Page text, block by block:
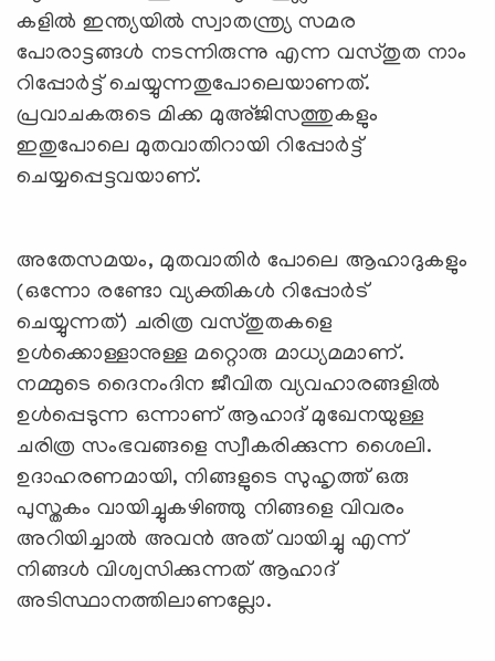
കളിൽ ഇന്ത്യയിൽ സ്വാതന്ത്ര്യ സമര
പോരാട്ടങ്ങൾ നടന്നിരുന്നു എന്ന വസ്തുത നാം
റിപ്പോർട്ട് ചെയ്യുന്നതുപോലെയാണത്.
പ്രവാചകരുടെ മിക്ക മുഅ്ജിസത്തുകളും
ഇതുപോലെ മുതവാതിറായി റിപ്പോർട്ട്
ചെയ്യപ്പെട്ടവയാണ്.
അതേസമയം, മുതവാതിർ പോലെ ആഹാദുകളും
(ഒന്നോ രണ്ടോ വ്യക്തികള്‍ റിപ്പോര്‍ട്
ചെയ്യുന്നത്) ചരിത്ര വസ്തുതകളെ
ഉൾക്കൊള്ളാനുള്ള മറ്റൊരു മാധ്യമമാണ്.
നമ്മുടെ ദൈനംദിന ജീവിത വ്യവഹാരങ്ങളിൽ
ഉൾപ്പെടുന്ന ഒന്നാണ് ആഹാദ് മുഖേനയുള്ള
ചരിത്ര സംഭവങ്ങളെ സ്വീകരിക്കുന്ന ശൈലി.
ഉദാഹരണമായി, നിങ്ങളുടെ സുഹൃത്ത് ഒരു
പുസ്തകം വായിച്ചുകഴിഞ്ഞു നിങ്ങളെ വിവരം
അറിയിച്ചാൽ അവൻ അത് വായിച്ചു എന്ന്
നിങ്ങൾ വിശ്വസിക്കുന്നത് ആഹാദ്
അടിസ്ഥാനത്തിലാണല്ലോ.